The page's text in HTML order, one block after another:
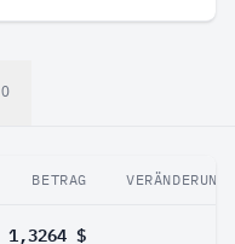
0
BETRAG VERÄNDERUNG
1,3264 $